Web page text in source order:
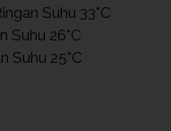
Suhu 33°C
Suhu 26°C
Suhu 25°C